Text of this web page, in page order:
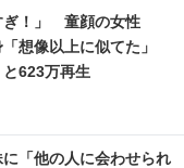
ぎ！」 童顔の女性
想像以上に似てた」
と623万再生
「他の人に会わせられ